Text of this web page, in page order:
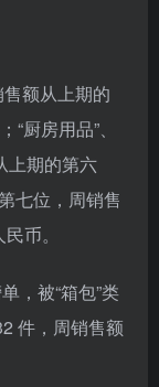
额从上期的
厨房用品”、
上期的第六
七位，周销售
币。
，被“箱包”类
件，周销售额